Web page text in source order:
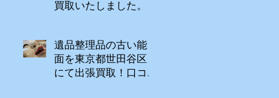
買取いたしました。
遺品整理品の古い能
面を東京都世田谷区
にて出張買取！口コ